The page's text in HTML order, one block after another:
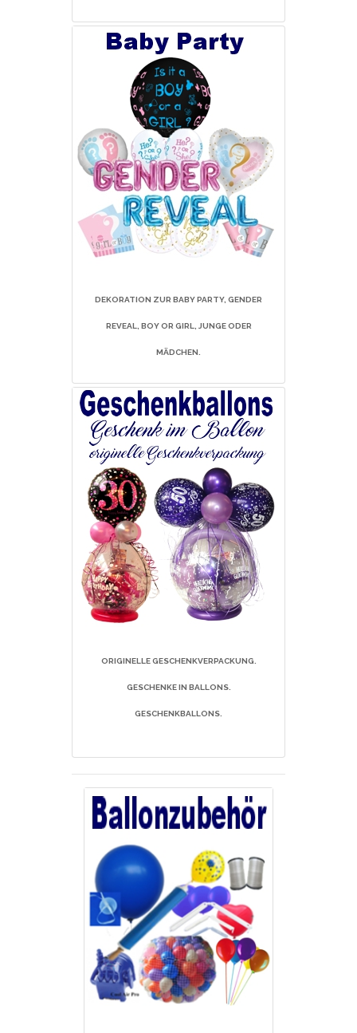
DEKORATION ZUR BABY PARTY, GENDER
REVEAL, BOY OR GIRL, JUNGE ODER
MÄDCHEN.
ORIGINELLE GESCHENKVERPACKUNG.
GESCHENKE IN BALLONS.
GESCHENKBALLONS.